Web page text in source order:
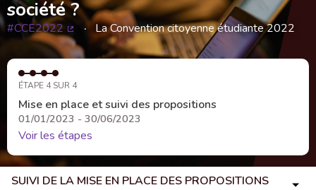
société ?
#CCE2022
(Lien externe)
La Convention citoyenne étudiante 2022
ÉTAPE 4 SUR 4
Mise en place et suivi des propositions
01/01/2023 - 30/06/2023
Voir les étapes
SUIVI DE LA MISE EN PLACE DES PROPOSITIONS